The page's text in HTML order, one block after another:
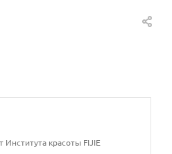
красоты FIJIE